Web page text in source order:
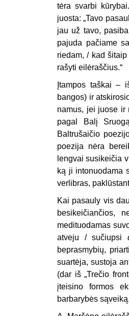
tėra svarbi
juosta: „Tavo
jau už tavo,
pajuda pačiame
riedam, / kad
rašyti eilėraščius.“
Įtampos taškai –
bangos) ir
namus, jei juose ir
pagal Balį
Baltrušaičio
poezija nėra
lengvai susikeičia
ką ji intonuodama
verlibras,
Kai pasauly vis
besikeičiančios,
medituodamas
atveju / sučiupsi
beprasmybių,
suartėja, sustoja
(dar iš „Trečio
įteisino formos
barbarybės